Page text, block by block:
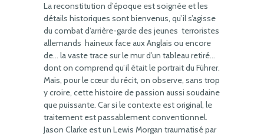
La reconstitution d’époque est soignée et les
détails historiques sont bienvenus, qu’il s’agisse
du combat d’arrière-garde des jeunes terroristes
allemands haineux face aux Anglais ou encore
de… la vaste trace sur le mur d’un tableau retiré…
dont on comprend qu’il était le portrait du Führer.
Mais, pour le cœur du récit, on observe, sans trop
y croire, cette histoire de passion aussi soudaine
que puissante. Car si le contexte est original, le
traitement est passablement conventionnel.
Jason Clarke est un Lewis Morgan traumatisé par